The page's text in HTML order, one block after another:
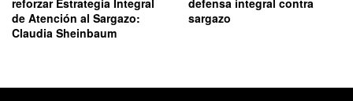
reforzar Estrategia Integral
de Atención al Sargazo:
Claudia Sheinbaum
defensa integral contra
sargazo